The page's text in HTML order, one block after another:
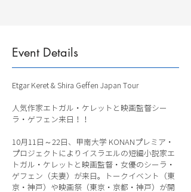
Event Details
Etgar Keret & Shira Geffen Japan Tour
人気作家エトガル・ケレットと映画監督シー
ラ・ゲフェン来日！！
10月11日～22日、甲南大学 KONANプレミア・
プロジェクトによりイスラエルの短編小説家エ
トガル・ケレットと映画監督・女優のシーラ・
ゲフェン（夫妻）が来日。トークイベント（東
京・神戸）や映画祭（東京・京都・神戸）が開